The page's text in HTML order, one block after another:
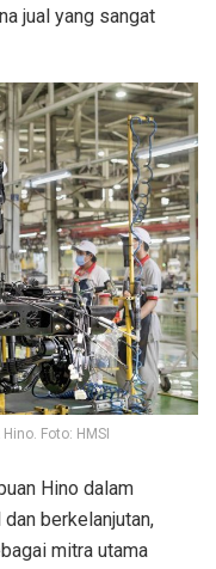
jual yang sangat
Foto: HMSI
Hino dalam
berkelanjutan,
mitra utama